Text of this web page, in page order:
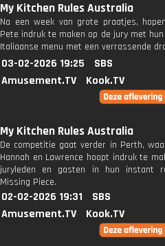
My Kitchen Rules Australia
Na een week van grote praatjes,
Pete indruk te maken op de jury met
Italiaanse menu met een verrassende
03-02-2026 19:25
SBS
Amusement.TV
Kook.TV
My Kitchen Rules Australia
De competitie gaat verder in Perth,
Hannah en Lawrence hoopt indruk te
juryleden en gasten in hun instant
Missing Piece.
02-02-2026 19:31
SBS
Amusement.TV
Kook.TV